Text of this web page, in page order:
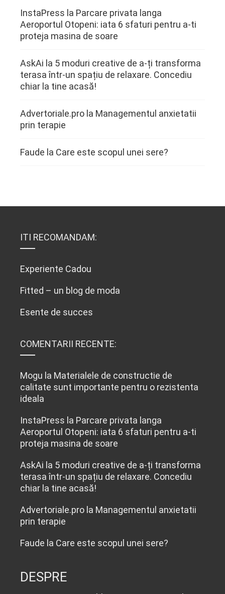
InstaPress la Parcare privata langa
Aeroportul Otopeni: iata 6 sfaturi pentru a-ti
proteja masina de soare
AskAi la 5 moduri creative de a-ți transforma
terasa într-un spațiu de relaxare. Concediu
chiar la tine acasă!
Advertoriale.pro la Managementul anxietatii
prin terapie
Faude la Care este scopul unei sere?
ITI RECOMANDAM:
Experiente Cadou
Fitted – un blog de moda
Esente de succes
COMENTARII RECENTE:
Mogu la Materialele de constructie de
calitate sunt importante pentru o rezistenta
ideala
InstaPress la Parcare privata langa
Aeroportul Otopeni: iata 6 sfaturi pentru a-ti
proteja masina de soare
AskAi la 5 moduri creative de a-ți transforma
terasa într-un spațiu de relaxare. Concediu
chiar la tine acasă!
Advertoriale.pro la Managementul anxietatii
prin terapie
Faude la Care este scopul unei sere?
DESPRE